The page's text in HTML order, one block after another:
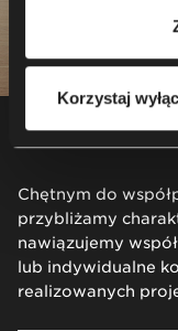
Korzystaj
UMOWY
Chętnym do
przybliżamy
nawiązujemy
lub indywidualne
realizowanych